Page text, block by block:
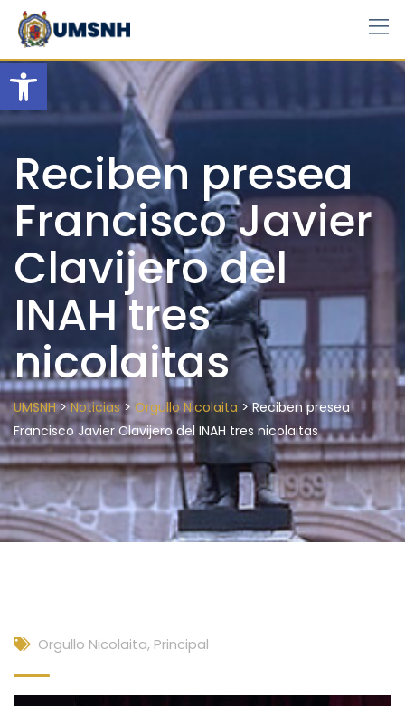
Open toolbar
Skip
content
Reciben presea
Francisco Javier
Clavijero del
INAH tres
nicolaitas
UMSNH>Noticias> Orgullo Nicolaita >Reciben presea
Francisco Javier Clavijero del INAH tres nicolaitas
Orgullo Nicolaita, Principal